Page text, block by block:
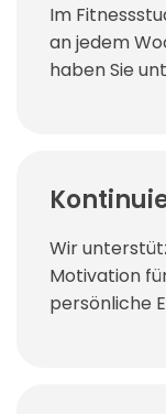
Im
an jedem
haben Sie
Wir
Motivation
persönliche